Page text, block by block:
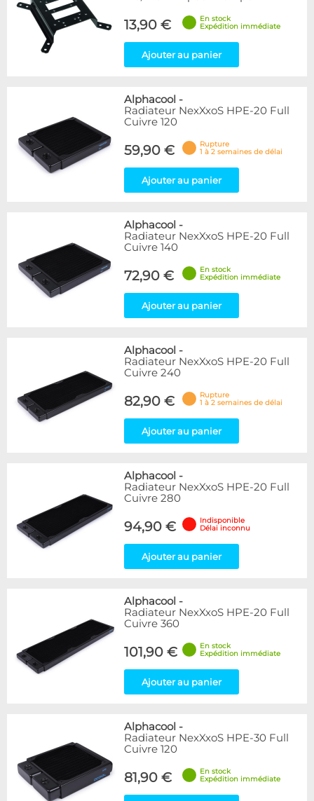
13,90 €
En stock
Expédition immédiate
Ajouter au panier
Alphacool -
Radiateur NexXxoS HPE-20 Full
Cuivre 120
59,90 €
Rupture
1 à 2 semaines de délai
Ajouter au panier
Alphacool -
Radiateur NexXxoS HPE-20 Full
Cuivre 140
72,90 €
En stock
Expédition immédiate
Ajouter au panier
Alphacool -
Radiateur NexXxoS HPE-20 Full
Cuivre 240
82,90 €
Rupture
1 à 2 semaines de délai
Ajouter au panier
Alphacool -
Radiateur NexXxoS HPE-20 Full
Cuivre 280
94,90 €
Indisponible
Délai inconnu
Ajouter au panier
Alphacool -
Radiateur NexXxoS HPE-20 Full
Cuivre 360
101,90 €
En stock
Expédition immédiate
Ajouter au panier
Alphacool -
Radiateur NexXxoS HPE-30 Full
Cuivre 120
81,90 €
En stock
Expédition immédiate